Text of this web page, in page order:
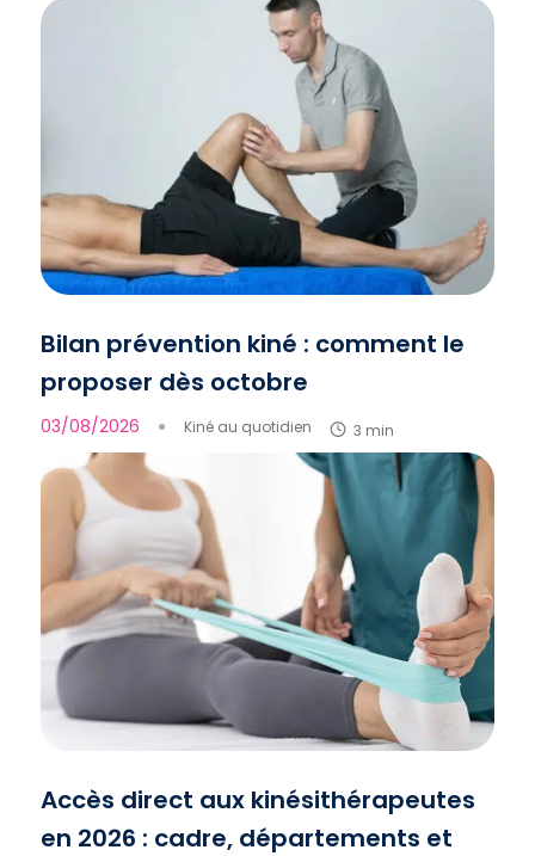
Bilan prévention kiné : comment le
proposer dès octobre
03/08/2026 ● Kiné au quotidien 3 min
Accès direct aux kinésithérapeutes
en 2026 : cadre, départements et